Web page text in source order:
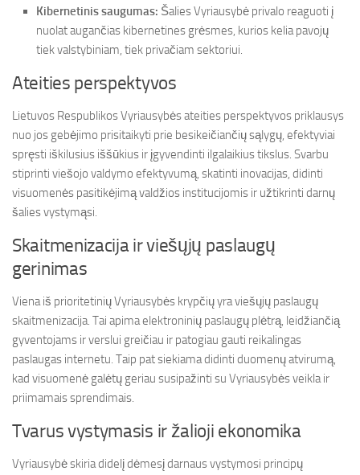
Kibernetinis saugumas: Šalies Vyriausybė privalo reaguoti į
nuolat augančias kibernetines grėsmes, kurios kelia pavojų
tiek valstybiniam, tiek privačiam sektoriui.
Ateities perspektyvos
Lietuvos Respublikos Vyriausybės ateities perspektyvos priklausys
nuo jos gebėjimo prisitaikyti prie besikeičiančių sąlygų, efektyviai
spręsti iškilusius iššūkius ir įgyvendinti ilgalaikius tikslus. Svarbu
stiprinti viešojo valdymo efektyvumą, skatinti inovacijas, didinti
visuomenės pasitikėjimą valdžios institucijomis ir užtikrinti darnų
šalies vystymąsi.
Skaitmenizacija ir viešųjų paslaugų
gerinimas
Viena iš prioritetinių Vyriausybės krypčių yra viešųjų paslaugų
skaitmenizacija. Tai apima elektroninių paslaugų plėtrą, leidžiančią
gyventojams ir verslui greičiau ir patogiau gauti reikalingas
paslaugas internetu. Taip pat siekiama didinti duomenų atvirumą,
kad visuomenė galėtų geriau susipažinti su Vyriausybės veikla ir
priimamais sprendimais.
Tvarus vystymasis ir žalioji ekonomika
Vyriausybė skiria didelį dėmesį darnaus vystymosi principų